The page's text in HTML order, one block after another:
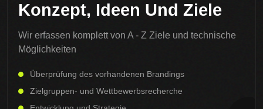
Konzept, Ideen Und Ziele
Wir erfassen komplett von A - Z Ziele und technische
Möglichkeiten
Überprüfung des vorhandenen Brandings
Zielgruppen- und Wettbewerbsrecherche